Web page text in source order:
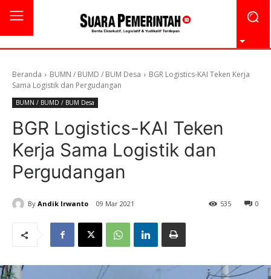
Beranda BUMN / BUMD / BUM Desa
BGR Logistics-KAI Teken Kerja
Sama Logistik dan Pergudangan
BUMN / BUMD / BUM Desa
BGR Logistics-KAI Teken
Kerja Sama Logistik dan
Pergudangan
By Andik Irwanto 09 Mar 2021 0
535